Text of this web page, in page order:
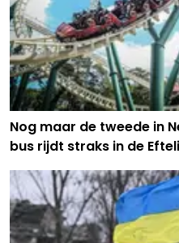
Nog maar de tweede in
bus rijdt straks in de